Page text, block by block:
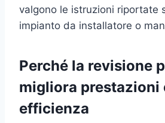
valgono le istruzioni riportate
impianto da installatore o
Perché la revisione
migliora prestazioni
efficienza